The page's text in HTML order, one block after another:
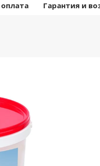
Гарантия и